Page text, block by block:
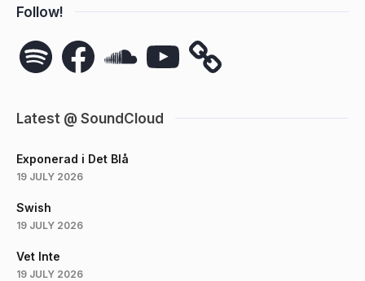
Follow!
Spotify Facebook YouTube
Latest @ SoundCloud
Exponerad i Det Blå
19 JULY 2026
Swish
19 JULY 2026
Vet Inte
19 JULY 2026